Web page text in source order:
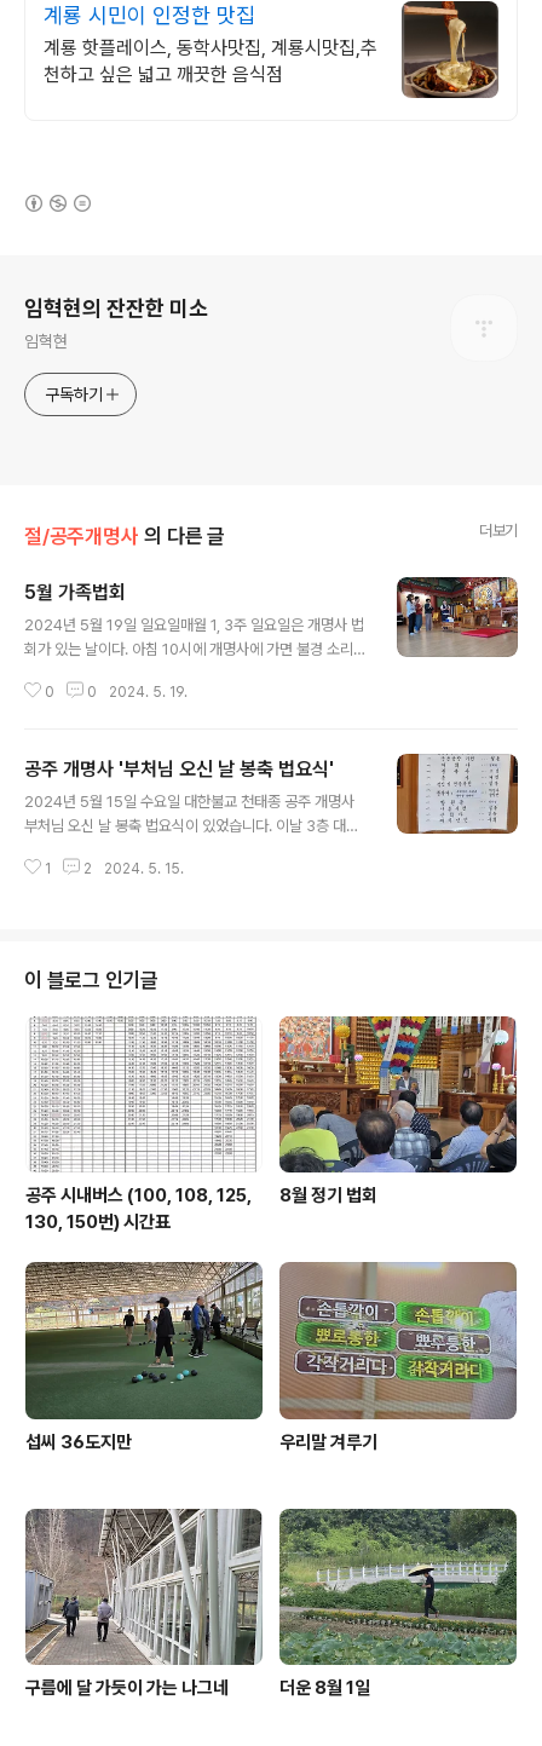
계룡 시민이 인정한 맛집
계룡 핫플레이스, 동학사맛집, 계룡시맛집,추
천하고 싶은 넓고 깨끗한 음식점
임혁현의 잔잔한 미소
임혁현
구독하기
절/공주개명사 의 다른 글 더보기
5월 가족법회
2024년 5월 19일 일요일매월 1, 3주 일요일은 개명사 법
회가 있는 날이다. 아침 10시에 개명사에 가면 불경 소리가
해지는 분위기다.핸드폰에서 나오는 소리를 줄이거나 아주
서는 핸드폰의 소리가 들리지 않게 하는 예의가 필요하다.
5월 15일 부처님 오신 날이 지난 후이지만 아직 거리 주름
등이 그대로 달려 있고 현수막도 입구에 걸려서 아직도 그
개꽃이 눈길을 끈다. 개명사 3층 법당에서 밖을 내다보니
0 0 2024. 5. 19.
공주 개명사 '부처님 오신 날 봉축 법요식'
2024년 5월 15일 수요일 대한불교 천태종 공주 개명사
부처님 오신 날 봉축 법요식이 있었습니다. 이날 3층 대법
참여한 법회는 이용수 총무부장의 사회로 여법하게 진행되
에 국운융창기원 순서는 애국불교의 일환인 것 같습니다.
순서에 따라 개회사를 했는데 그 내용은 다음과 같습니다.
봉축 법회에 오신 여러분께 고마운 인사, 부처님 오신 날의
의미, 부처님의 존엄성, 정성으로 봉축법회 참석한 인연 공
덕으로 부처님 가피 충만 기원, 정기법회에도 우리 개명사
와 인연 맺기를 희망한다는 요지였지요...
1 2 2024. 5. 15.
이 블로그 인기글
공주 시내버스 (100, 108, 125,
130, 150번) 시간표
8월 정기 법회
섭씨 36도지만 우리말 겨루기
구름에 달 가듯이 가는 나그네 더운 8월 1일